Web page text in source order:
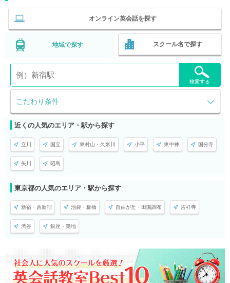
オンライン英会話を探す
地域で探す スクール名で探す
こだわり条件
検索する
近くの人気のエリア・駅から探す
立川 国立 東村山・久米川 小平 東中神 国分寺
矢川 昭島
東京都の人気のエリア・駅から探す
新宿・西新宿 池袋・板橋 自由が丘・田園調布 吉祥寺
渋谷 銀座・築地